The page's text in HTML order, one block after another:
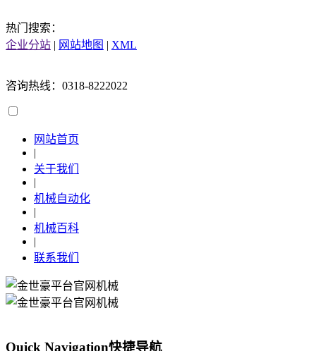
热门搜索：
企业分站 | 网站地图 | XML
咨询热线：0318-8222022
网站首页
|
关于我们
|
机械自动化
|
机械百科
|
联系我们
Quick Navigation快捷导航